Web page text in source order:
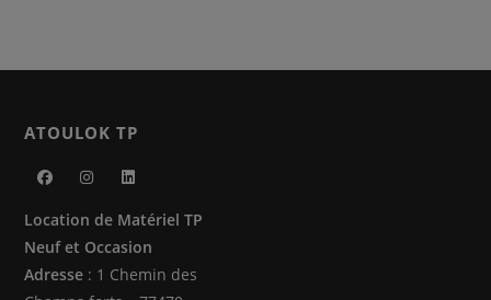
ATOULOK TP
dans
un
nouvel
dans
un
nouvel
dans
un
nouvel
Location de Matériel TP
Neuf et Occasion
Adresse : 1 Chemin des